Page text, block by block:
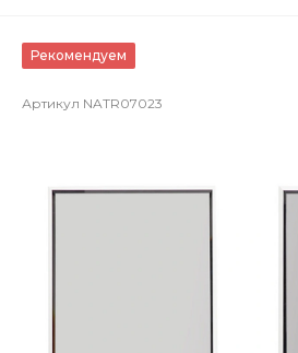
Рекомендуем
Артикул NATR07023